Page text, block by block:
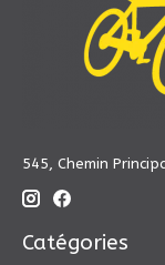
545, Chemin
Catégories